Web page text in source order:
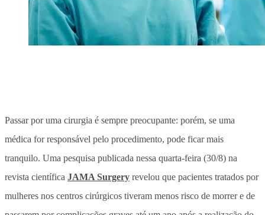
Passar por uma cirurgia é sempre preocupante: porém, se uma
médica for responsável pelo procedimento, pode ficar mais
tranquilo. Uma pesquisa publicada nessa quarta-feira (30/8) na
revista científica JAMA Surgery revelou que pacientes tratados por
mulheres nos centros cirúrgicos tiveram menos risco de morrer e de